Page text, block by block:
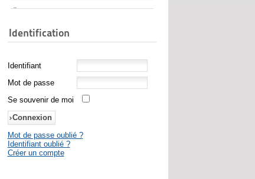
Identification
Identifiant
Mot de passe
Se souvenir de moi
Mot de passe oublié ?
Identifiant oublié ?
Créer un compte